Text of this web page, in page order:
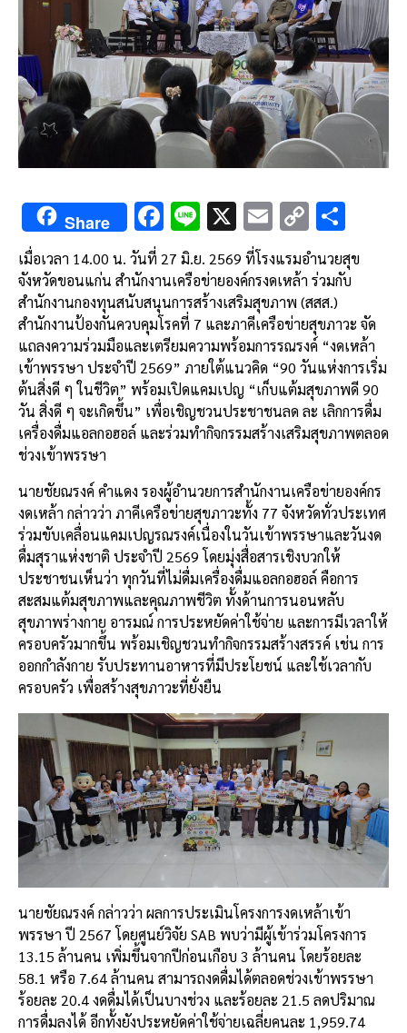
Share F
ac
e
b
o
o
k
Li
n
e
X E
ai
l
C
o
py
Li
n
k
h
ar
เมื่อเวลา 14.00 น. วันที่ 27 มิ.ย. 2569 ที่โรงแรมอำนวยสุข
จังหวัดขอนแก่น สำนักงานเครือข่ายองค์กรงดเหล้า ร่วมกับ
สำนักงานกองทุนสนับสนุนการสร้างเสริมสุขภาพ (สสส.)
สำนักงานป้องกันควบคุมโรคที่ 7 และภาคีเครือข่ายสุขภาวะ จัด
แถลงความร่วมมือและเตรียมความพร้อมการรณรงค์ “งดเหล้า
เข้าพรรษา ประจำปี 2569” ภายใต้แนวคิด “90 วันแห่งการเริ่ม
ต้นสิ่งดี ๆ ในชีวิต” พร้อมเปิดแคมเปญ “เก็บแต้มสุขภาพดี 90
วัน สิ่งดี ๆ จะเกิดขึ้น” เพื่อเชิญชวนประชาชนลด ละ เลิกการดื่ม
เครื่องดื่มแอลกอฮอล์ และร่วมทำกิจกรรมสร้างเสริมสุขภาพตลอด
ช่วงเข้าพรรษา
นายชัยณรงค์ คำแดง รองผู้อำนวยการสำนักงานเครือข่ายองค์กร
งดเหล้า กล่าวว่า ภาคีเครือข่ายสุขภาวะทั้ง 77 จังหวัดทั่วประเทศ
ร่วมขับเคลื่อนแคมเปญรณรงค์เนื่องในวันเข้าพรรษาและวันงด
ดื่มสุราแห่งชาติ ประจำปี 2569 โดยมุ่งสื่อสารเชิงบวกให้
ประชาชนเห็นว่า ทุกวันที่ไม่ดื่มเครื่องดื่มแอลกอฮอล์ คือการ
สะสมแต้มสุขภาพและคุณภาพชีวิต ทั้งด้านการนอนหลับ
สุขภาพร่างกาย อารมณ์ การประหยัดค่าใช้จ่าย และการมีเวลาให้
ครอบครัวมากขึ้น พร้อมเชิญชวนทำกิจกรรมสร้างสรรค์ เช่น การ
ออกกำลังกาย รับประทานอาหารที่มีประโยชน์ และใช้เวลากับ
ครอบครัว เพื่อสร้างสุขภาวะที่ยั่งยืน
นายชัยณรงค์ กล่าวว่า ผลการประเมินโครงการงดเหล้าเข้า
พรรษา ปี 2567 โดยศูนย์วิจัย SAB พบว่ามีผู้เข้าร่วมโครงการ
13.15 ล้านคน เพิ่มขึ้นจากปีก่อนเกือบ 3 ล้านคน โดยร้อยละ
58.1 หรือ 7.64 ล้านคน สามารถงดดื่มได้ตลอดช่วงเข้าพรรษา
ร้อยละ 20.4 งดดื่มได้เป็นบางช่วง และร้อยละ 21.5 ลดปริมาณ
การดื่มลงได้ อีกทั้งยังประหยัดค่าใช้จ่ายเฉลี่ยคนละ 1,959.74